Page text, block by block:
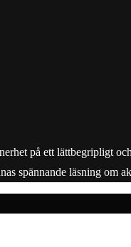
på ett lättbegripligt
spännande läsning om